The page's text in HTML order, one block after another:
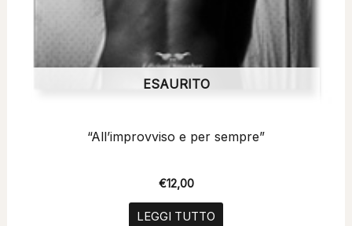
ESAURITO
“All’improvviso e per sempre”
€12,00
LEGGI TUTTO